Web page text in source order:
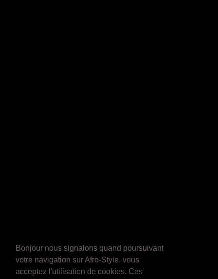
Bonjour nous signalons quand poursuivant
votre navigation sur Afro-Style, vous
acceptez l'utilisation de cookies. Ces